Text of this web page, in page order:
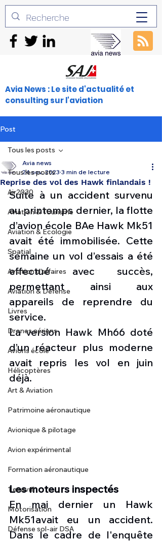
Avia News : Le site d'actualité et
consulting sur l'aviation
Post
Tous les posts
Air2030
Aviation & Tourisme
Aviation & Ecologie
Spatial
Aviation d'affaires
Aviation & Défense
Livres
Drones aériens
Avions école
Hélicoptères
Art & Aviation
Patrimoine aéronautique
Avionique & pilotage
Avion expérimental
Formation aéronautique
1 er avril
Motorisation
Défense sol-air DSA
Tous les posts
Reprise des vol des Hawk finlandais !
Avia news
24 nov. 2023 3 min de lecture
Suite à un accident survenu
au printemps dernier, la flotte
d’avion école BAe Hawk Mk51
avait été immobilisée. Cette
semaine un vol d’essais a été
effectué avec succès,
permettant ainsi aux
appareils de reprendre du
service.
La version Hawk Mh66 doté
d’un réacteur plus moderne
avait repris les vol en juin
déjà.
Les moteurs inspectés
En mai dernier un Hawk
Mk51avait eu un accident.
Dans le cadre de l'enquête